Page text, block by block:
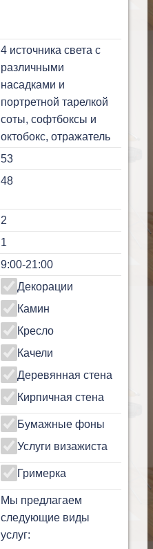
4 источника света с
различными
насадками и
портретной тарелкой
соты, софтбоксы и
октобокс, отражатель
53
48
2
1
9:00-21:00
Декорации
Камин
Кресло
Качели
Деревянная стена
Кирпичная стена
Бумажные фоны
Услуги визажиста
Гримерка
Мы предлагаем
следующие виды
услуг: